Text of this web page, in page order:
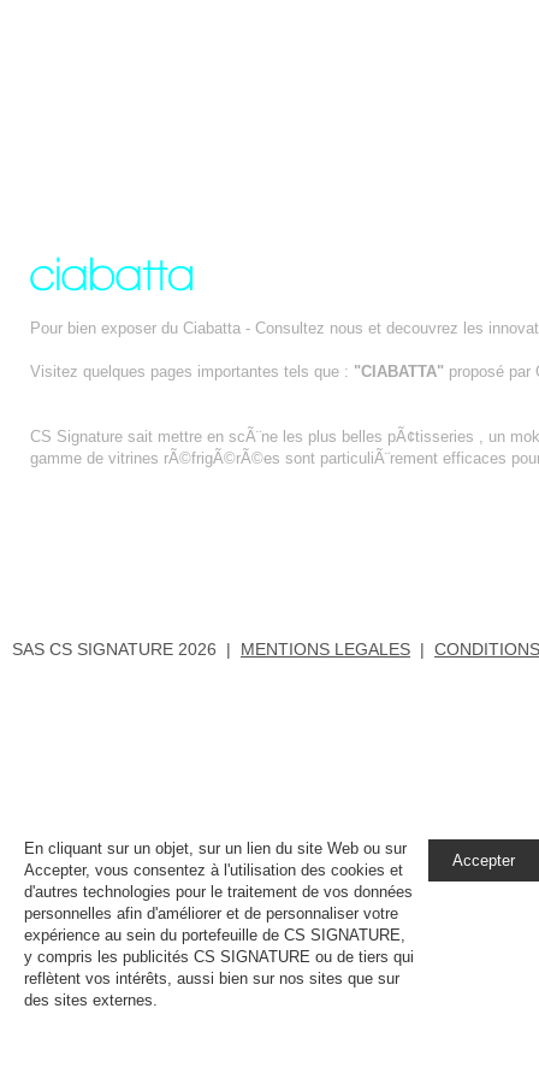
Pour bien exposer du Ciabatta - Consultez nous et decouvrez les
Visitez quelques pages importantes tels que : "CIABATTA" proposé par
CS Signature sait mettre en scÃ¨ne les plus belles pÃ¢tisseries , un
gamme de vitrines rÃ©frigÃ©rÃ©es sont particuliÃ¨rement efficaces
SAS CS SIGNATURE 2026 | MENTIONS LEGALES |
En cliquant sur un objet, sur un lien du site Web ou sur
Accepter, vous consentez à l'utilisation des cookies et
d'autres technologies pour le traitement de vos données
personnelles afin d'améliorer et de personnaliser votre
expérience au sein du portefeuille de CS SIGNATURE,
y compris les publicités CS SIGNATURE ou de tiers qui
reflètent vos intérêts, aussi bien sur nos sites que sur
des sites externes.
Accepter